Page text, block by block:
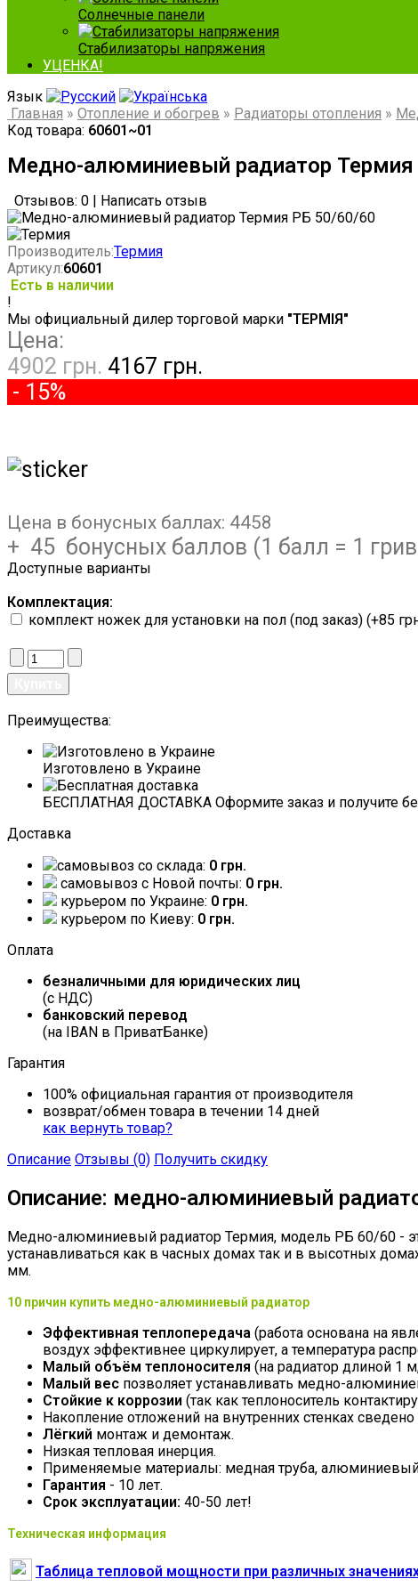
Солнечные панели
Стабилизаторы напряжения
УЦЕНКА!
Язык
Главная » Отопление и обогрев » Радиаторы отопления »
Код товара: 60601~01
Медно-алюминиевый радиатор
Отзывов: 0 Написать отзыв
Производитель:Термия
Артикул:60601
Есть в наличии
!
Мы официальный дилер торговой марки "ТЕРМІЯ"
Цена:
4902 грн. 4167 грн.
- 15%
Цена в бонусных баллах: 4458
+ 45 бонусных баллов (1 балл = 1
Доступные варианты
Комплектация:
комплект ножек для установки на пол (под заказ) (+85
Преимущества:
Изготовлено в Украине
БЕСПЛАТНАЯ ДОСТАВКА Оформите заказ и получите
Доставка
самовывоз со склада: 0 грн.
самовывоз c Новой почты: 0 грн.
курьером по Украине: 0 грн.
курьером по Киеву: 0 грн.
Оплата
безналичными для юридических лиц
(с НДС)
банковский перевод
(на IBAN в ПриватБанке)
Гарантия
100% официальная гарантия от производителя
возврат/обмен товара в течении 14 дней
как вернуть товар?
Описание Отзывы (0) Получить скидку
Описание: медно-алюминиевый
Медно-алюминиевый радиатор Термия, модель РБ 60/60 -
устанавливаться как в часных домах так и в высотных
мм.
10 причин купить медно-алюминиевый радиатор
Эффективная теплопередача (работа основана на
воздух эффективнее циркулирует, а температура
Малый объём теплоносителя (на радиатор длиной 1
Малый вес позволяет устанавливать медно-
Стойкие к коррозии (так как теплоноситель
Накопление отложений на внутренних стенках
Лёгкий монтаж и демонтаж.
Низкая тепловая инерция.
Применяемые материалы: медная труба,
Гарантия - 10 лет.
Срок эксплуатации: 40-50 лет!
Техническая информация
Таблица тепловой мощности при различных